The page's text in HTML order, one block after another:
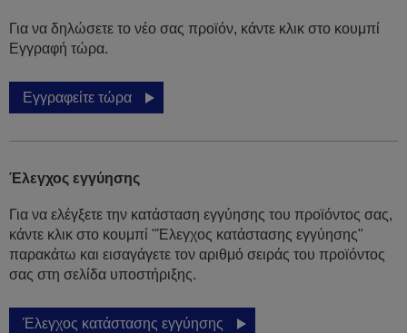
Για να δηλώσετε το νέο σας προϊόν, κάντε κλικ στο κουμπί
Εγγραφή τώρα.
Εγγραφείτε τώρα
Έλεγχος εγγύησης
Για να ελέγξετε την κατάσταση εγγύησης του προϊόντος σας,
κάντε κλικ στο κουμπί "Έλεγχος κατάστασης εγγύησης"
παρακάτω και εισαγάγετε τον αριθμό σειράς του προϊόντος
σας στη σελίδα υποστήριξης.
Έλεγχος κατάστασης εγγύησης